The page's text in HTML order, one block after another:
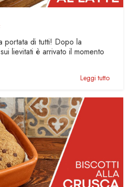
portata di tutti! Dopo la
lievitati è arrivato il momento
Leggi tutto